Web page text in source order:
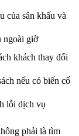
của sân khấu và
ngoài giờ
khách thay đổi
nếu có biến cố
lỗi dịch vụ
phải là tìm